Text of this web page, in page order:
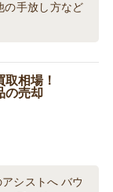
の手放し方など
取相場！
の売却
シストへ バウ